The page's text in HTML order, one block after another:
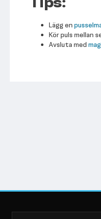
Lägg en
Kör puls mellan
Avsluta med